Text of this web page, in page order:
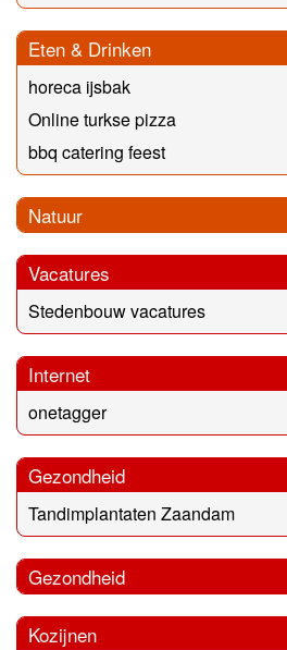
Eten & Drinken
horeca ijsbak
Online turkse pizza
bbq catering feest
Natuur
Vacatures
Stedenbouw vacatures
Internet
onetagger
Gezondheid
Tandimplantaten Zaandam
Gezondheid
Kozijnen